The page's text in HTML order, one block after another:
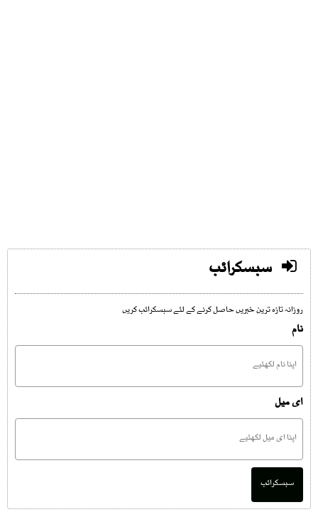
سبسکرائب
روزانہ تازہ ترین خبریں حاصل کرنے کے لئے سبسکرائب کریں
نام
ای میل
سبسکرائب